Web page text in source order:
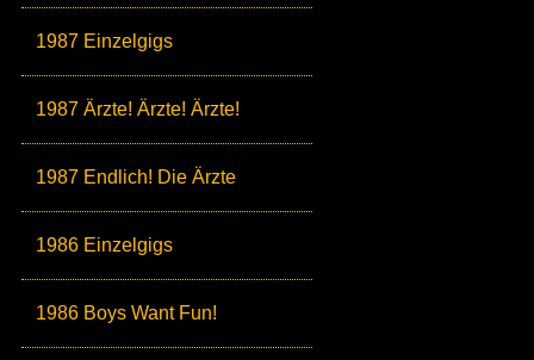
1987 Einzelgigs
1987 Ärzte! Ärzte! Ärzte!
1987 Endlich! Die Ärzte
1986 Einzelgigs
1986 Boys Want Fun!